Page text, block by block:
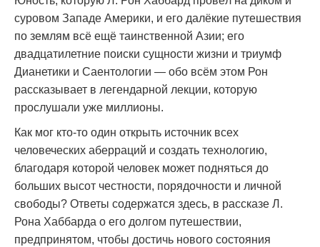
суровом Западе Америки, и его далёкие путешествия
по землям всё ещё таинственной Азии; его
двадцатилетние поиски сущности жизни и триумф
Дианетики и Саентологии — обо всём этом Рон
рассказывает в легендарной лекции, которую
прослушали уже миллионы.
Как мог кто-то один открыть источник всех
человеческих аберраций и создать технологию,
благодаря которой человек может подняться до
больших высот честности, порядочности и личной
свободы? Ответы содержатся здесь, в рассказе Л.
Рона Хаббарда о его долгом путешествии,
предпринятом, чтобы достичь нового состояния